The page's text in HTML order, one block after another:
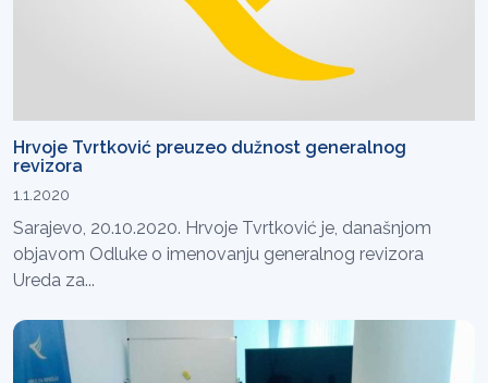
Hrvoje Tvrtković preuzeo dužnost generalnog
revizora
1.1.2020
Sarajevo, 20.10.2020. Hrvoje Tvrtković je, današnjom
objavom Odluke o imenovanju generalnog revizora
Ureda za...